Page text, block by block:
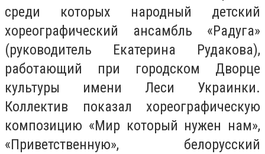
среди которых народный детский
хореографический ансамбль «Радуга»
(руководитель Екатерина Рудакова),
работающий при городском Дворце
культуры имени Леси Украинки.
Коллектив показал хореографическую
композицию «Мир который нужен нам»,
«Приветственную», белорусский